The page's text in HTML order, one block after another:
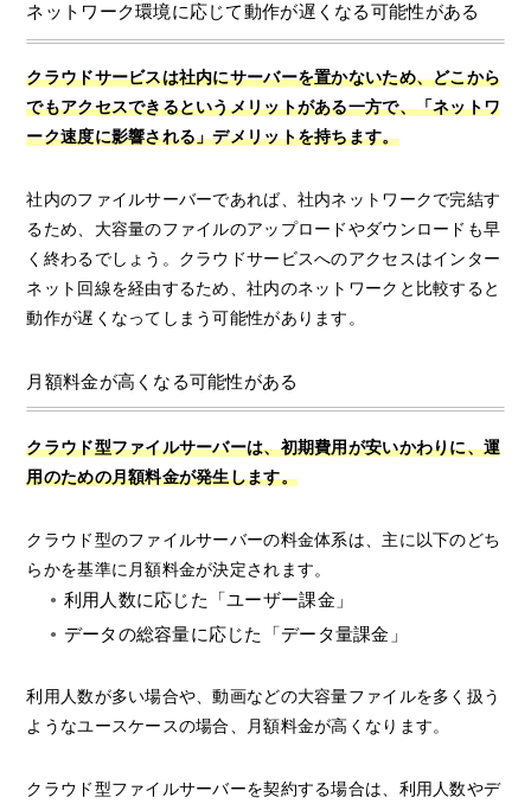
ネットワーク環境に応じて動作が遅くなる可能性がある
クラウドサービスは社内にサーバーを置かないため、どこから
でもアクセスできるというメリットがある一方で、「ネットワ
ーク速度に影響される」デメリットを持ちます。
社内のファイルサーバーであれば、社内ネットワークで完結す
るため、大容量のファイルのアップロードやダウンロードも早
く終わるでしょう。クラウドサービスへのアクセスはインター
ネット回線を経由するため、社内のネットワークと比較すると
動作が遅くなってしまう可能性があります。
月額料金が高くなる可能性がある
クラウド型ファイルサーバーは、初期費用が安いかわりに、運
用のための月額料金が発生します。
クラウド型のファイルサーバーの料金体系は、主に以下のどち
らかを基準に月額料金が決定されます。
利用人数に応じた「ユーザー課金」
データの総容量に応じた「データ量課金」
利用人数が多い場合や、動画などの大容量ファイルを多く扱う
ようなユースケースの場合、月額料金が高くなります。
クラウド型ファイルサーバーを契約する場合は、利用人数やデ